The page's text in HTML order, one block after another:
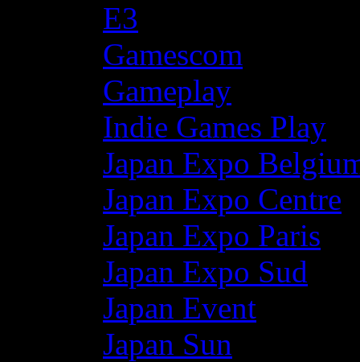
E3
Gamescom
Gameplay
Indie Games Play
Japan Expo
Japan Expo Centre
Japan Expo Paris
Japan Expo Sud
Japan Event
Japan Sun